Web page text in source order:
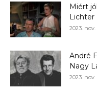
Miért
Lichter
2023. nov.
André
Nagy
2023. nov.